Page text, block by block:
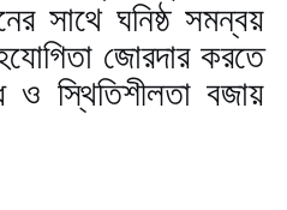
সাথে ঘনিষ্ঠ সমন্বয়
জোরদার করতে
ও স্থিতিশীলতা বজায়